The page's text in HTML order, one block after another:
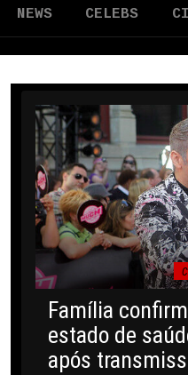
NEWS CELEBS
Família
estado de
após